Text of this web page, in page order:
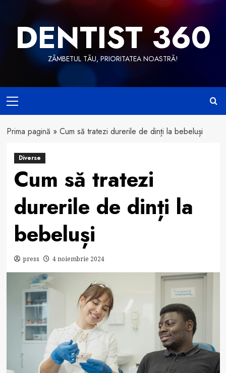
contentDENTIST 360
ZÂMBETUL TĂU, PRIORITATEA NOASTRĂ!
Menu
Prima pagină » Cum să tratezi durerile de dinți la bebeluși
Diverse
Cum să tratezi
durerile de dinți la
bebeluși
press 4 noiembrie 2024